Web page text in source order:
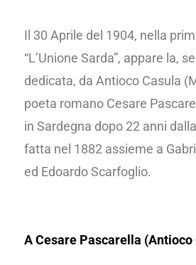
Il 30 Aprile del 1904, nella
“L’Unione Sarda”, appare la,
dedicata, da Antioco Casula
poeta romano Cesare
in Sardegna dopo 22 anni
fatta nel 1882 assieme a
ed Edoardo Scarfoglio.
A Cesare Pascarella (Antioco